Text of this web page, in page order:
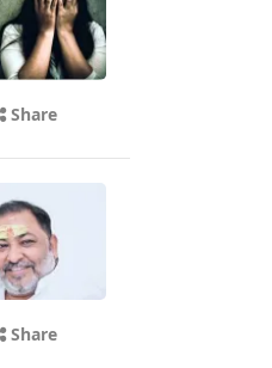
Share
Share